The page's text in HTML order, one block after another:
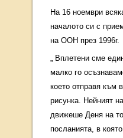
На 16 ноември
началото си с
на ООН през 1996г.
„ Вплетени сме
малко го
което отправя към
рисунка. Нейният
движеше Деня на
посланията, в